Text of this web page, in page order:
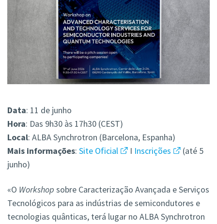
Data: 11 de junho
Hora: Das 9h30 às 17h30 (CEST)
Local: ALBA Synchrotron (Barcelona, Espanha)
Mais informações: Site Oficial I Inscrições
(até 5
junho)
«O Workshop sobre Caracterização Avançada e Serviços
Tecnológicos para as indústrias de semicondutores e
tecnologias quânticas, terá lugar no ALBA Synchrotron